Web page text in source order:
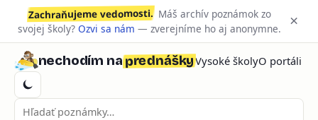
Zachraňujeme vedomosti. Máš archív poznámok zo
svojej školy? Ozvi sa nám — zverejníme ho aj anonymne. ×
nechodím naprednáškyVysoké školyO portáli